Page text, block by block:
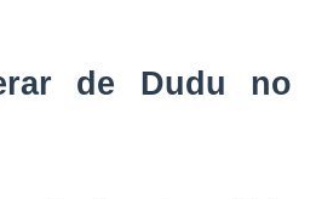
de Dudu no